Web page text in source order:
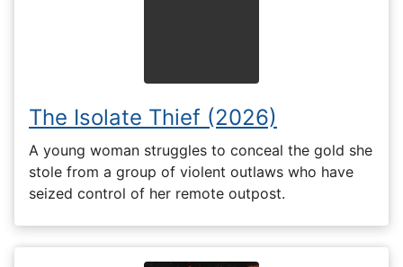
The Isolate Thief (2026)
A young woman struggles to conceal the gold she
stole from a group of violent outlaws who have
seized control of her remote outpost.